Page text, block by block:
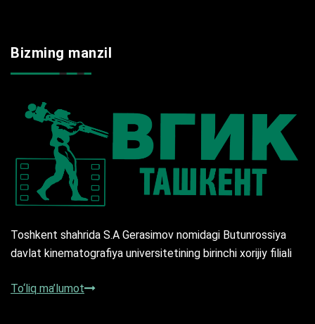
Bizming manzil
Toshkent shahrida S.A Gerasimov nomidagi Butunrossiya
davlat kinematografiya universitetining birinchi xorijiy filiali
To‘liq ma’lumot